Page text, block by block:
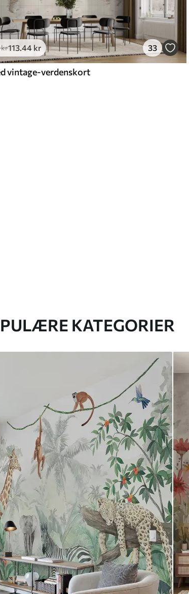
kr113.44 kr 33
vintage-verdenskort
KATEGORIER